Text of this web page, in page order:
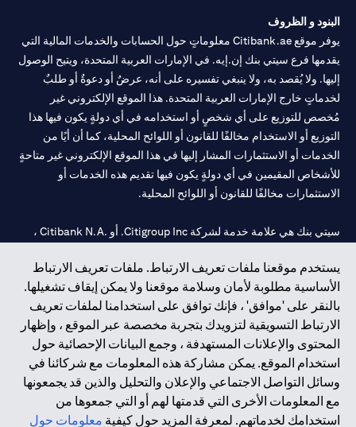
يستخدم موقعنا ملفات تعريف الارتباط. ملفات تعريف الارتباط
الأساسية مطلوبة لأمان وسلامة موقعنا ولا يمكن إيقاف تشغيلها.
بالنقر على 'موافق' ، فإنك توافق على استخدامنا لملفات تعريف
الارتباط التسويقية لتزويدك بتجربة مخصصة عبر الموقع ، وإظهار
المحتوى والإعلانات المستهدفة ، وجمع البيانات الإحصائية حول
استخدام الموقع. يمكن مشاركة هذه المعلومات مع شركائنا في
وسائل التواصل الاجتماعي والإعلان والتحليل والذين قد يجمعونها
مع المعلومات الأخرى التي قدمتها لهم أو التي جمعوها من
استخدامك لخدماتهم. لمعرفة المزيد حول كيفية معلومات حول
البنود و الظروف
يوفر موقع Citibank.ae معلوماتٍ حول الحسابات والخدمات المالية التي
يقدمها فرع سيتي بنك إن.إيه. في الإمارات العربية المتحدة، ويتيح الوصول
إليها. ولا يُقصد به، ولا ينبغي تفسيره على أنه، عرضٌ أو دعوةٌ أو طلبٌ
لخدماتٍ خارج الإمارات العربية المتحدة. هذا الموقع الإلكتروني غير
مُخصص للتوزيع على أي شخصٍ أو استخدامه في أي دولةٍ يكون فيها هذا
التوزيع أو الاستخدام مخالفًا للقانون أو اللوائح المحلية، كما أن أيًا من
الخدمات أو الاستثمارات المشار إليها في هذا الموقع الإلكتروني غير متاحةٍ
للأشخاص المقيمين في أي دولةٍ يكون فيها تقديم هذه الخدمات أو
الاستثمارات مخالفًا للقانون أو اللوائح المحلية.
سيتي بنك هي علامة خدمة لشركة Citigroup Inc. أو .Citibank N.A ،
سيتي بنك إن. إيه. الإمارات مسجل لدى مصرف الإمارات المركزي تحت
أرقام التراخيص 202563 لفرع الوصل في دبي، 531989 لفرع مول
الإمارات في دبي، وCN-1002019لفرع أبوظبي. هاتف: 4000 311 04.
فرع سيتي بنك إن إيه - الإمارات العربية المتحدة مرخص من مصرف
الإمارات العربية المتحدة المركزي كفرع لبنك أجنبي.
سيتي بنك إن إيه الإمارات العربية المتحدة مرخص من هيئة الأوراق المالية
والسلع في الإمارات العربية المتحدة ("SCA") للقيام بالنشاط المالي لـ أ)
الاستشارات المالية والتعريف والترويج بموجب ترخيص رقم